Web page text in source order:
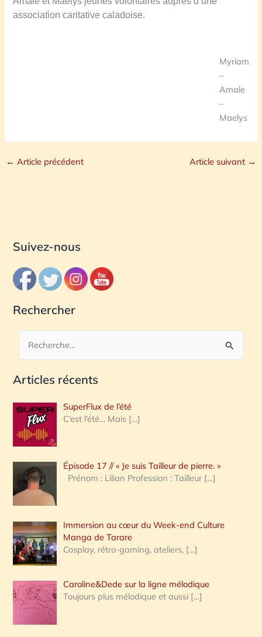
association caritative caladoise.
Myriam
–
Amale
–
Maelys
← Article précédent Article suivant →
Suivez-nous
Rechercher
c
e
r
c
h
e
:
Articles récents
SuperFlux de l’été
C’est l’été… Mais […]
Épisode 17 // « Je suis Tailleur de pierre. »
Prénom : Lilian Profession : Tailleur […]
Immersion au cœur du Week-end Culture
Manga de Tarare
Cosplay, rétro-gaming, ateliers, […]
Caroline&Dede sur la ligne mélodique
Toujours plus mélodique et aussi […]